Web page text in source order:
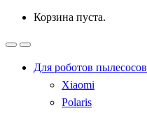
Корзина пуста.
Для роботов пылесосов
Xiaomi
Polaris